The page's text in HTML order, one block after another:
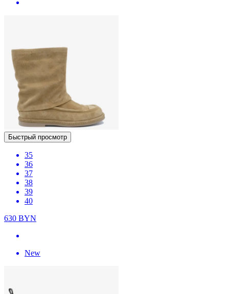
Быстрый просмотр
35
36
37
38
39
40
630 BYN
New